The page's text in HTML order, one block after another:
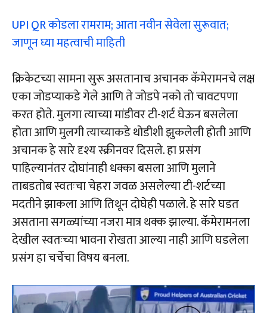
UPI QR कोडला रामराम; आता नवीन सेवेला सुरूवात;
जाणून घ्या महत्वाची माहिती
क्रिकेटच्या सामना सुरू असतानाच अचानक कॅमेरामनचे लक्ष
एका जोडप्याकडे गेले आणि ते जोडपे नको तो चावटपणा
करत होते. मुलगा त्याच्या मांडीवर टी-शर्ट घेऊन बसलेला
होता आणि मुलगी त्याच्याकडे थोडीशी झुकलेली होती आणि
अचानक हे सारे दृश्य स्क्रीनवर दिसले. हा प्रसंग
पाहिल्यानंतर दोघांनाही धक्का बसला आणि मुलाने
ताबडतोब स्वतःचा चेहरा जवळ असलेल्या टी-शर्टच्या
मदतीने झाकला आणि तिथून दोघेही पळाले. हे सारे घडत
असताना सगळ्यांच्या नजरा मात्र थक्क झाल्या. कॅमेरामनला
देखील स्वतःच्या भावना रोखता आल्या नाही आणि घडलेला
प्रसंग हा चर्चेचा विषय बनला.